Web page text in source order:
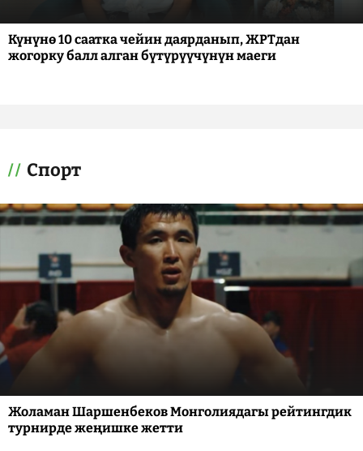
Күнүнө 10 саатка чейин даярданып, ЖРТдан
жогорку балл алган бүтүрүүчүнүн маеги
Спорт
Жоламан Шаршенбеков Монголиядагы рейтингдик
турнирде жеңишке жетти